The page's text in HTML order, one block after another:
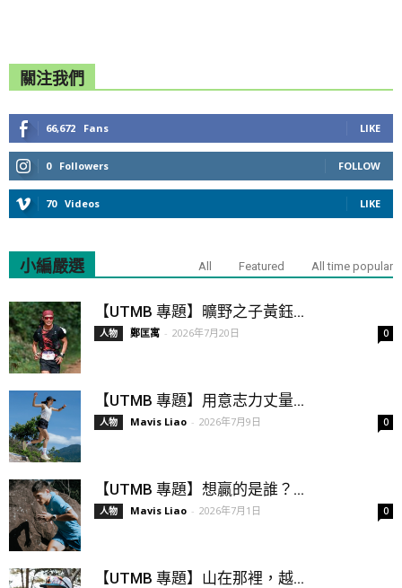
關注我們
66,672 Fans LIKE
0 Followers FOLLOW
70 Videos LIKE
小編嚴選 All Featured All time popular
【UTMB 專題】曠野之子黃鈺...
人物 鄭匡寓 - 2026年7月20日 0
【UTMB 專題】用意志力丈量...
人物 Mavis Liao - 2026年7月9日 0
【UTMB 專題】想贏的是誰？...
人物 Mavis Liao - 2026年7月1日 0
【UTMB 專題】山在那裡，越...